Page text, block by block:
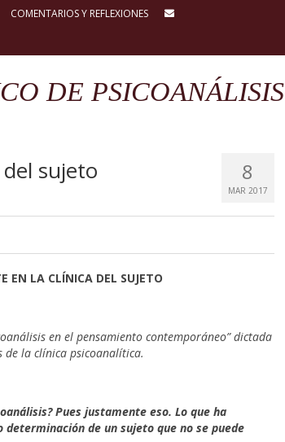
COMENTARIOS Y REFLEXIONES
DE PSICOANÁLISIS
8
MAR 2017
sujeto
EN LA CLÍNICA DEL SUJETO
en el pensamiento contemporáneo” dictada
de la clínica psicoanalítica.
Pues justamente eso. Lo que ha
de un sujeto que no se puede